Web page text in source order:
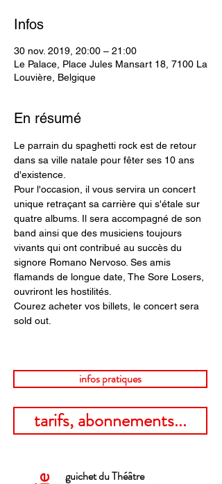
Infos
30 nov. 2019, 20:00 – 21:00
Le Palace, Place Jules Mansart 18, 7100 La
Louvière, Belgique
En résumé
Le parrain du spaghetti rock est de retour
dans sa ville natale pour fêter ses 10 ans
d'existence.
Pour l'occasion, il vous servira un concert
unique retraçant sa carrière qui s'étale sur
quatre albums. Il sera accompagné de son
band ainsi que des musiciens toujours
vivants qui ont contribué au succès du
signore Romano Nervoso. Ses amis
flamands de longue date, The Sore Losers,
ouvriront les hostilités.
Courez acheter vos billets, le concert sera
sold out.
infos pratiques
tarifs, abonnements...
guichet du Théâtre